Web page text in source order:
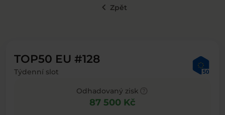
keyboard_arrow_left Zpět
TOP50 EU #128
Týdenní slot
Odhadovaný zisk
87 500 Kč